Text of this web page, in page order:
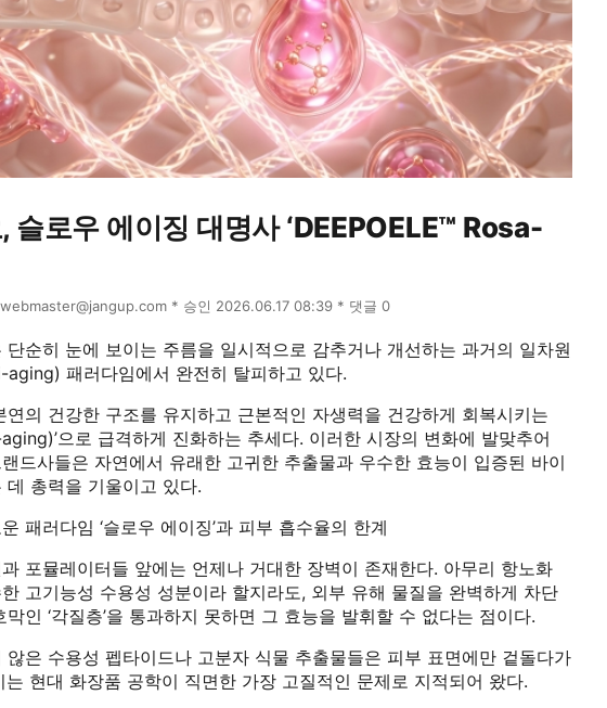
슬로우 에이징 대명사 ‘DEEPOELE™ Rosa-
* 승인 2026.06.17 08:39 * 댓글 0
단순히 눈에 보이는 주름을 일시적으로 감추거나 개선하는 과거의 일차원
패러다임에서 완전히 탈피하고 있다.
연의 건강한 구조를 유지하고 근본적인 자생력을 건강하게 회복시키는
으로 급격하게 진화하는 추세다. 이러한 시장의 변화에 발맞추어
드사들은 자연에서 유래한 고귀한 추출물과 우수한 효능이 입증된 바이
데 총력을 기울이고 있다.
패러다임 ‘슬로우 에이징’과 피부 흡수율의 한계
포뮬레이터들 앞에는 언제나 거대한 장벽이 존재한다. 아무리 항노화
고기능성 수용성 성분이라 할지라도, 외부 유해 물질을 완벽하게 차단
인 ‘각질층’을 통과하지 못하면 그 효능을 발휘할 수 없다는 점이다.
않은 수용성 펩타이드나 고분자 식물 추출물들은 피부 표면에만 겉돌다가
는 현대 화장품 공학이 직면한 가장 고질적인 문제로 지적되어 왔다.